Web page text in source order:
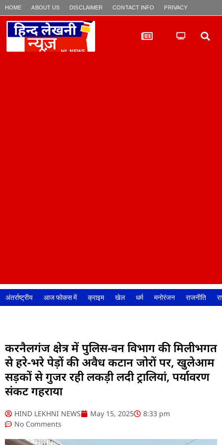
HOME ABOUT US DISCLAIMER CONTACT INFO PRIVACY POLICY
अंतर्राष्ट्रीय आज फोकस में क्राइम खेल धर्म मनोरंजन राजनीति
करनैलगंज क्षेत्र में पुलिस-वन विभाग की मिलीभगत
से हरे-भरे पेड़ों की अवैध कटान जोरों पर, खुलेआम
सड़कों से गुजर रही लकड़ी लदी ट्रालियां, पर्यावरण
संकट गहराया
HIND LEKHNI NEWS May 15, 2025
8:33 pm
No Comments